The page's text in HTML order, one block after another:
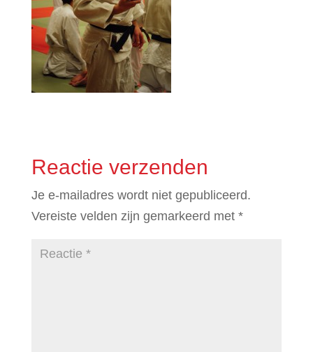
Reactie verzenden
Je e-mailadres wordt niet gepubliceerd.
Vereiste velden zijn gemarkeerd met *